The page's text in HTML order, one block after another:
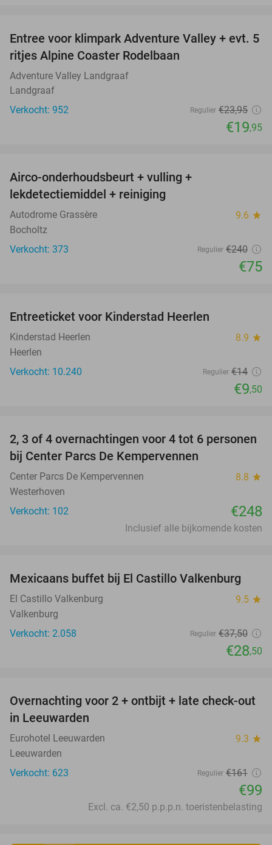
17%
Entree voor klimpark Adventure Valley + evt. 5
ritjes Alpine Coaster Rodelbaan
Adventure Valley Landgraaf
Landgraaf
Verkocht: 952
Regulier €23,95
€19,95
Airco-onderhoudsbeurt + vulling +
lekdetectiemiddel + reiniging
Autodrome Grassère 9.6 star
Bocholtz
Verkocht: 373
Regulier €240
€75
Entreeticket voor Kinderstad Heerlen
Kinderstad Heerlen 8.9 star
Heerlen
Verkocht: 10.240
Regulier €14
€9,50
2, 3 of 4 overnachtingen voor 4 tot 6 personen
bij Center Parcs De Kempervennen
Center Parcs De Kempervennen 8.8 star
Westerhoven
Verkocht: 102
€248
Inclusief alle bijkomende kosten
24%
Mexicaans buffet bij El Castillo Valkenburg
El Castillo Valkenburg 9.5 star
Valkenburg
Verkocht: 2.058
Regulier €37,50
€28,50
39%
Overnachting voor 2 + ontbijt + late check-out
in Leeuwarden
Eurohotel Leeuwarden 9.3 star
Leeuwarden
Verkocht: 623
Regulier €161
€99
Excl. ca. €2,50 p.p.p.n. toeristenbelasting